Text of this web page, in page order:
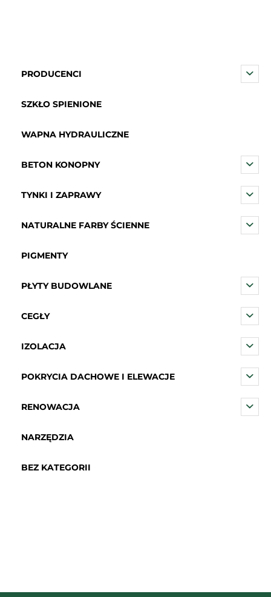
PRODUCENCI
SZKŁO SPIENIONE
WAPNA HYDRAULICZNE
BETON KONOPNY
TYNKI I ZAPRAWY
NATURALNE FARBY ŚCIENNE
PIGMENTY
PŁYTY BUDOWLANE
CEGŁY
IZOLACJA
POKRYCIA DACHOWE I ELEWACJE
RENOWACJA
NARZĘDZIA
BEZ KATEGORII